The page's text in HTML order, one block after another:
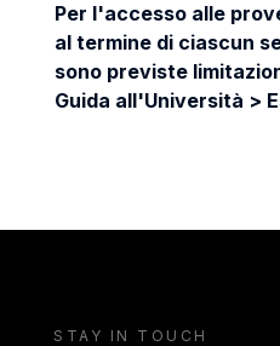
Per l'accesso alle
al termine di ciascun
sono previste
Guida all'Università >
STAY IN TOUCH